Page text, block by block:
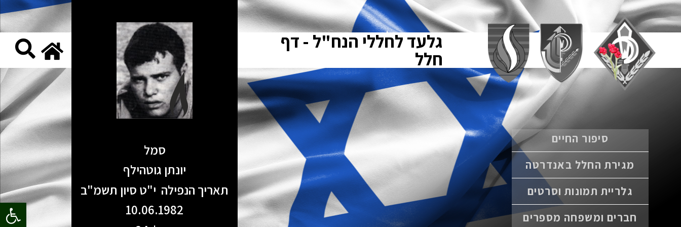
פתח
גלעד לחללי הנח"ל - דף
חלל
סיפור החיים
מגירת החלל באנדרטה
גלריית תמונות וסרטים
חברים ומשפחה מספרים
סמל
יונתן גוטהילף
תאריך הנפילה י"ט סיון תשמ"ב
10.06.1982